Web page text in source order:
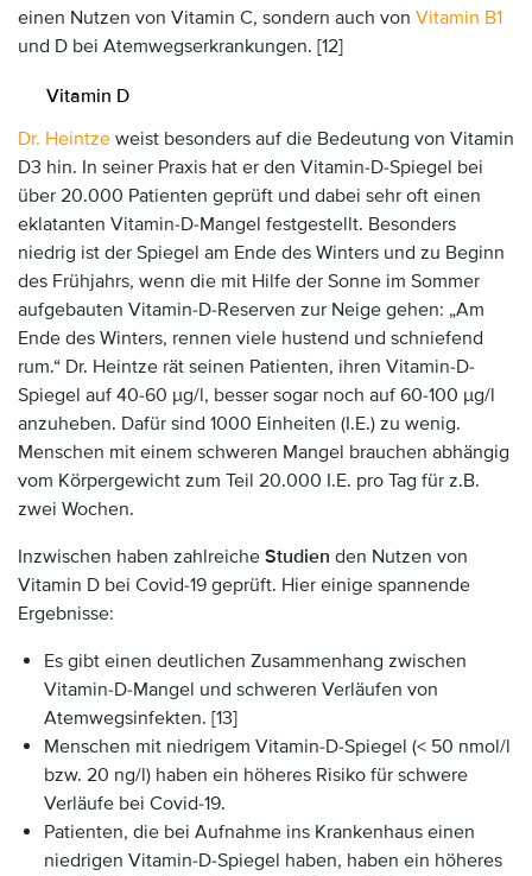
einen Nutzen von Vitamin C, sondern auch von Vitamin B1
und D bei Atemwegserkrankungen. [12]
Vitamin D
Dr. Heintze weist besonders auf die Bedeutung von Vitamin
D3 hin. In seiner Praxis hat er den Vitamin-D-Spiegel bei
über 20.000 Patienten geprüft und dabei sehr oft einen
eklatanten Vitamin-D-Mangel festgestellt. Besonders
niedrig ist der Spiegel am Ende des Winters und zu Beginn
des Frühjahrs, wenn die mit Hilfe der Sonne im Sommer
aufgebauten Vitamin-D-Reserven zur Neige gehen: „Am
Ende des Winters, rennen viele hustend und schniefend
rum.“ Dr. Heintze rät seinen Patienten, ihren Vitamin-D-
Spiegel auf 40-60 µg/l, besser sogar noch auf 60-100 µg/l
anzuheben. Dafür sind 1000 Einheiten (I.E.) zu wenig.
Menschen mit einem schweren Mangel brauchen abhängig
vom Körpergewicht zum Teil 20.000 I.E. pro Tag für z.B.
zwei Wochen.
Inzwischen haben zahlreiche Studien den Nutzen von
Vitamin D bei Covid-19 geprüft. Hier einige spannende
Ergebnisse:
Es gibt einen deutlichen Zusammenhang zwischen
Vitamin-D-Mangel und schweren Verläufen von
Atemwegsinfekten. [13]
Menschen mit niedrigem Vitamin-D-Spiegel (< 50 nmol/l
bzw. 20 ng/l) haben ein höheres Risiko für schwere
Verläufe bei Covid-19.
Patienten, die bei Aufnahme ins Krankenhaus einen
niedrigen Vitamin-D-Spiegel haben, haben ein höheres